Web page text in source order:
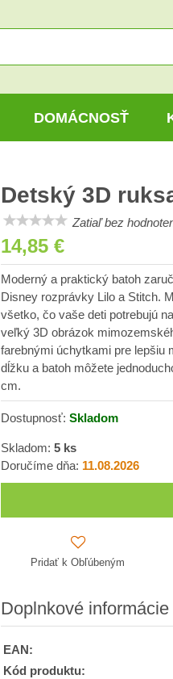
DOMÁCNOSŤ
Detský 3D
Zatiaľ bez
14,85 €
Moderný a praktický batoh
Disney rozprávky Lilo a Stitch.
všetko, čo vaše deti potrebujú
veľký 3D obrázok
farebnými úchytkami pre lepšiu
dĺžku a batoh môžete
cm.
Dostupnosť: Skladom
Skladom: 5 ks
Doručíme dňa: 11.08.2026
Pridať k Obľúbeným
Doplnkové informácie
EAN:
Kód produktu: